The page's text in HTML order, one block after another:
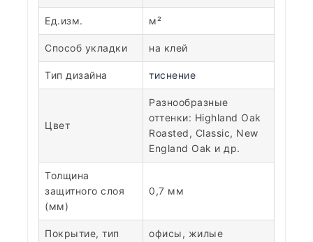
Ед.изм. м²
Способ укладки на клей
Тип дизайна тиснение
Цвет
Разнообразные
оттенки: Highland Oak
Roasted, Classic, New
England Oak и др.
Толщина
защитного слоя
(мм)
0,7 мм
Покрытие, тип
офисы, жилые